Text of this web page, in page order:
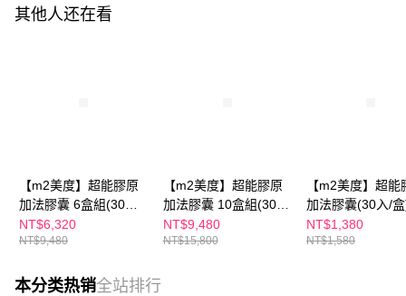
其他人还在看
【m2美度】超能膠原
加法膠囊 6盒組(30入/
盒)
NT$6,320
NT$9,480
【m2美度】超能膠原
加法膠囊 10盒組(30
入/盒)
NT$9,480
NT$15,800
【m2美度】超能
加法膠囊(30入/
NT$1,380
NT$1,580
本分类热销全站排行